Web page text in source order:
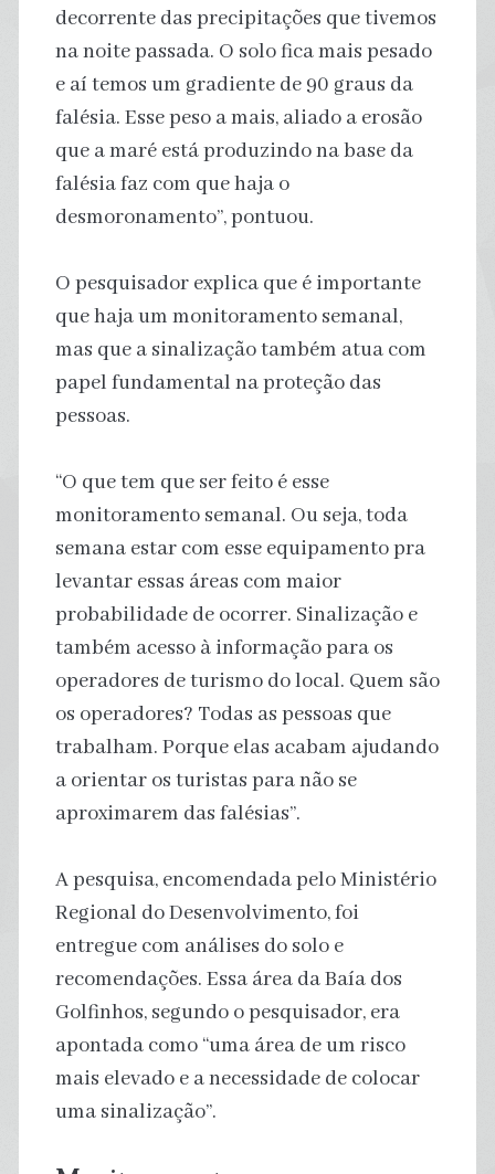
decorrente das precipitações que tivemos
na noite passada. O solo fica mais pesado
e aí temos um gradiente de 90 graus da
falésia. Esse peso a mais, aliado a erosão
que a maré está produzindo na base da
falésia faz com que haja o
desmoronamento”, pontuou.
O pesquisador explica que é importante
que haja um monitoramento semanal,
mas que a sinalização também atua com
papel fundamental na proteção das
pessoas.
“O que tem que ser feito é esse
monitoramento semanal. Ou seja, toda
semana estar com esse equipamento pra
levantar essas áreas com maior
probabilidade de ocorrer. Sinalização e
também acesso à informação para os
operadores de turismo do local. Quem são
os operadores? Todas as pessoas que
trabalham. Porque elas acabam ajudando
a orientar os turistas para não se
aproximarem das falésias”.
A pesquisa, encomendada pelo Ministério
Regional do Desenvolvimento, foi
entregue com análises do solo e
recomendações. Essa área da Baía dos
Golfinhos, segundo o pesquisador, era
apontada como “uma área de um risco
mais elevado e a necessidade de colocar
uma sinalização”.